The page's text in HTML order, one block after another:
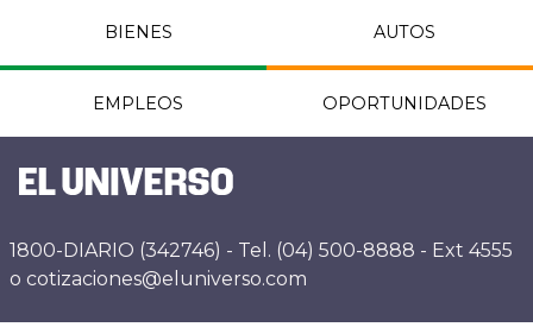
BIENES AUTOS
EMPLEOS OPORTUNIDADES
1800-DIARIO (342746) - Tel. (04) 500-8888 - Ext 4555
o cotizaciones@eluniverso.com